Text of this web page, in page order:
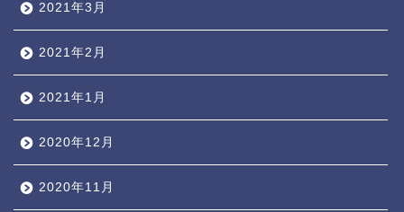
2021年3月
2021年2月
2021年1月
2020年12月
2020年11月